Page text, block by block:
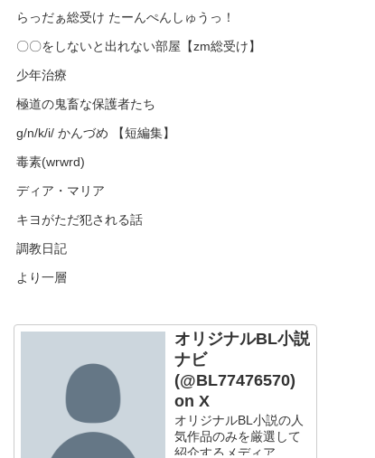
らっだぁ総受け たーんぺんしゅうっ！
〇〇をしないと出れない部屋【zm総受け】
少年治療
極道の鬼畜な保護者たち
g/n/k/i/ かんづめ 【短編集】
毒素(wrwrd)
ディア・マリア
キヨがただ犯される話
調教日記
より一層
オリジナルBL小説
ナビ
(@BL77476570)
on X
オリジナルBL小説の人
気作品のみを厳選して
紹介するメディア